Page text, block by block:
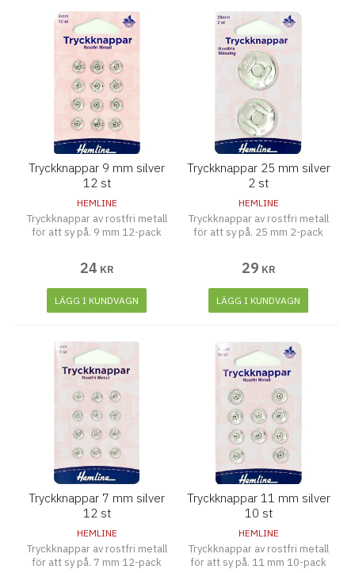
Tryckknappar 9 mm silver
12 st
HEMLINE
Tryckknappar av rostfri metall
för att sy på. 9 mm 12-pack
24 KR
LÄGG I KUNDVAGN
Tryckknappar 25 mm silver
2 st
HEMLINE
Tryckknappar av rostfri metall
för att sy på. 25 mm 2-pack
29 KR
LÄGG I KUNDVAGN
Tryckknappar 7 mm silver
12 st
HEMLINE
Tryckknappar av rostfri metall
för att sy på. 7 mm 12-pack
Tryckknappar 11 mm silver
10 st
HEMLINE
Tryckknappar av rostfri metall
för att sy på. 11 mm 10-pack